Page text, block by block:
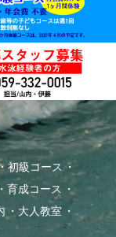
初級コース
育成コース
大人教室